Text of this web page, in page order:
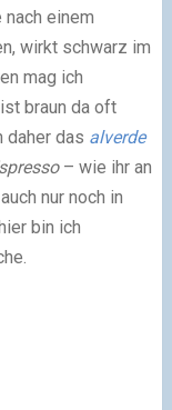
einem
wirkt schwarz im
mag ich
braun da oft
daher das alverde
– wie ihr an
nur noch in
bin ich